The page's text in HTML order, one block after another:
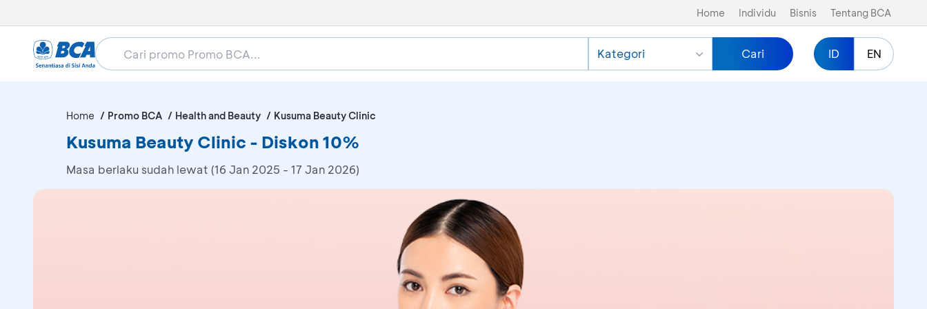
Home Individu Bisnis Tentang BCA
Kategori Cari ID EN
Home Promo BCA Health and Beauty Kusuma Beauty Clinic
Kusuma Beauty Clinic - Diskon 10%
Masa berlaku sudah lewat (16 Jan 2025 - 17 Jan 2026)